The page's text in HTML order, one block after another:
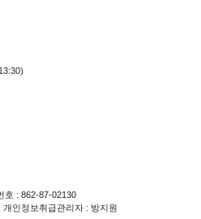
: 862-87-02130
인정보취급관리자 : 방지원